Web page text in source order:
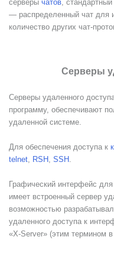
серверы чатов, стандартный
— распределенный чат для
количество других чат-
Серверы
Серверы удаленного
программу, обеспечивают
удаленной системе.
Для обеспечения доступа к
telnet, RSH , SSH .
Графический интерфейс
имеет встроенный сервер
возможностью
удаленного доступа к
«X-Server» (этим термином